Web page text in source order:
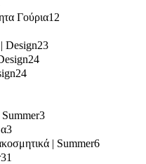
Γούρια12
Design23
24
24
3
3
| Summer6
31